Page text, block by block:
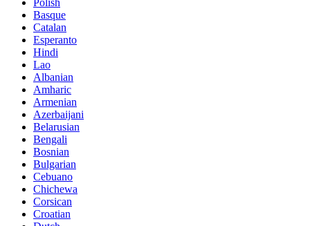
Polish
Basque
Catalan
Esperanto
Hindi
Lao
Albanian
Amharic
Armenian
Azerbaijani
Belarusian
Bengali
Bosnian
Bulgarian
Cebuano
Chichewa
Corsican
Croatian